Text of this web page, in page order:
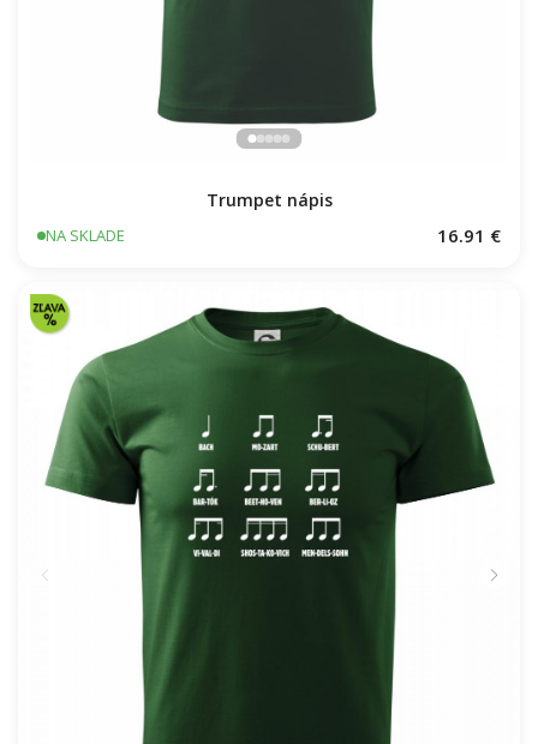
Trumpet nápis
NA SKLADE 16.91 €